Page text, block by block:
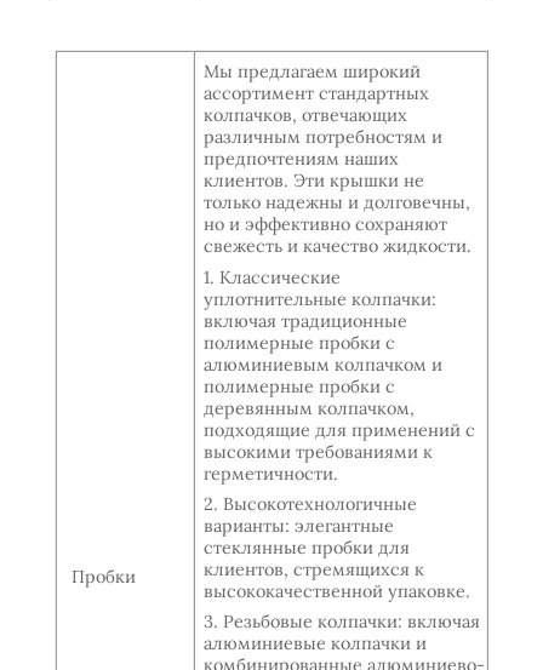
Пробки
Мы предлагаем широкий
ассортимент стандартных
колпачков, отвечающих
различным потребностям и
предпочтениям наших
клиентов. Эти крышки не
только надежны и долговечны,
но и эффективно сохраняют
свежесть и качество жидкости.
1. Классические
уплотнительные колпачки:
включая традиционные
полимерные пробки с
алюминиевым колпачком и
полимерные пробки с
деревянным колпачком,
подходящие для применений с
высокими требованиями к
герметичности.
2. Высокотехнологичные
варианты: элегантные
стеклянные пробки для
клиентов, стремящихся к
высококачественной упаковке.
3. Резьбовые колпачки: включая
алюминиевые колпачки и
комбинированные алюминиево-